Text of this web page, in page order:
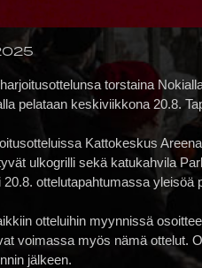
torstaina
pelataan keskiviikkona 20.8.
Kattokeskus
ulkogrilli sekä katukahvila
20.8. ottelutapahtumassa yleisöä
otteluihin myynnissä
voimassa myös nämä ottelut.
jälkeen.